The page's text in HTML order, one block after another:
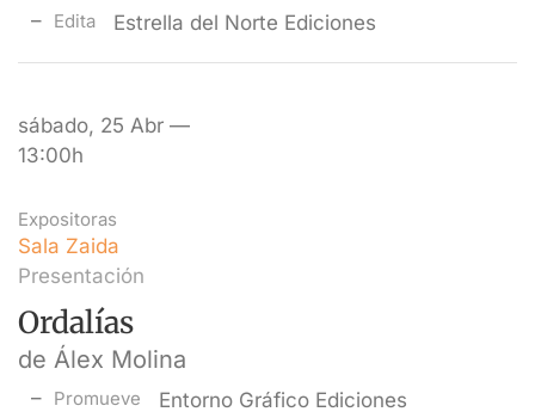
Edita Estrella del Norte Ediciones
sábado, 25 Abr —
13:00h
Expositoras
Sala Zaida
Presentación
Ordalías
de Álex Molina
Promueve Entorno Gráfico Ediciones